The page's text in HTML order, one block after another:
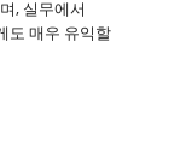
, 실무에서
도 매우 유익할